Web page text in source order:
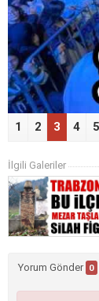
1 2 3 4 5
İlgili Galeriler
Yorum Gönder 0